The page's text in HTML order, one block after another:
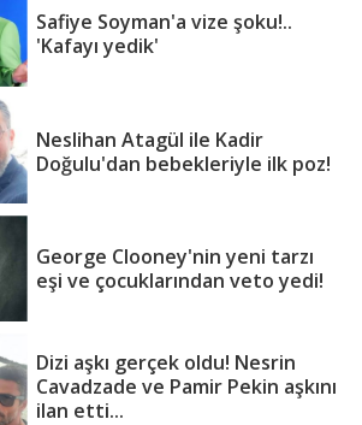
Safiye Soyman'a vize şoku!..
'Kafayı yedik'
Neslihan Atagül ile Kadir
Doğulu'dan bebekleriyle ilk poz!
George Clooney'nin yeni tarzı
eşi ve çocuklarından veto yedi!
Dizi aşkı gerçek oldu! Nesrin
Cavadzade ve Pamir Pekin aşkını
ilan etti...